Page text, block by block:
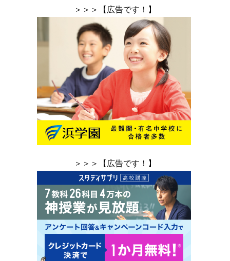
＞＞＞【広告です！】
＞＞＞【広告です！】